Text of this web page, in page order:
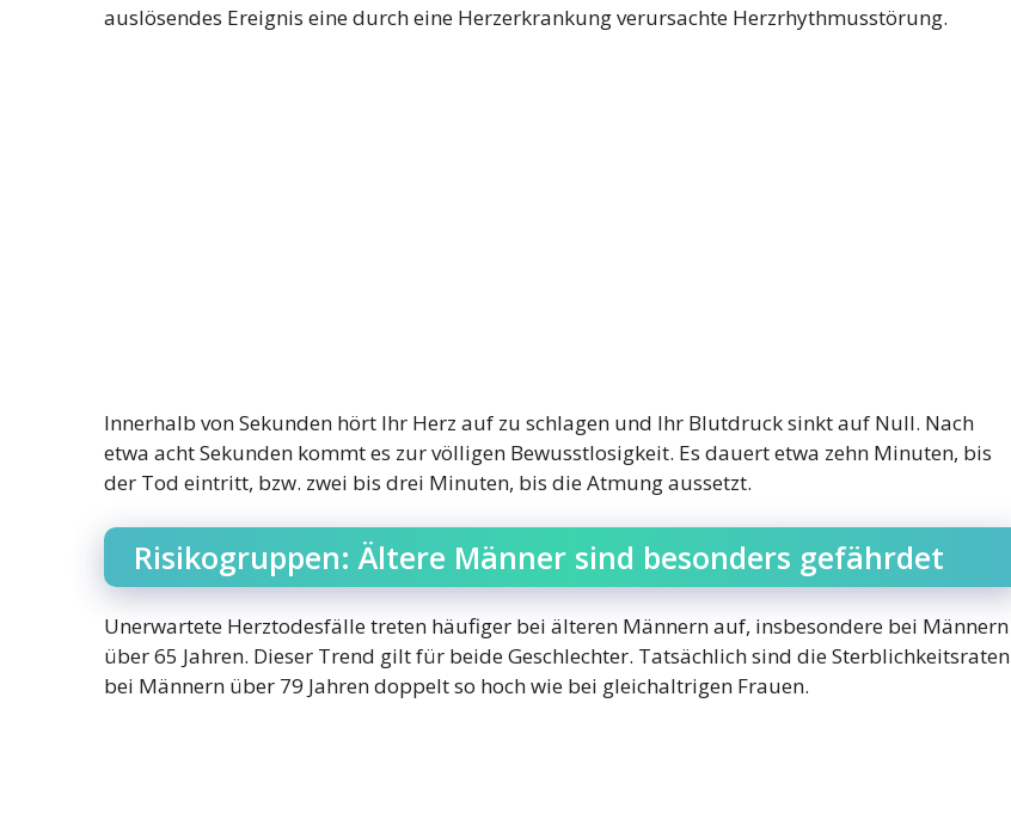
auslösendes Ereignis eine durch eine Herzerkrankung verursachte Herzrhythmusstörung.
Innerhalb von Sekunden hört Ihr Herz auf zu schlagen und Ihr Blutdruck sinkt auf Null. Nach
etwa acht Sekunden kommt es zur völligen Bewusstlosigkeit. Es dauert etwa zehn Minuten, bis
der Tod eintritt, bzw. zwei bis drei Minuten, bis die Atmung aussetzt.
Risikogruppen: Ältere Männer sind besonders gefährdet
Unerwartete Herztodesfälle treten häufiger bei älteren Männern auf, insbesondere bei Männern
über 65 Jahren. Dieser Trend gilt für beide Geschlechter. Tatsächlich sind die Sterblichkeitsraten
bei Männern über 79 Jahren doppelt so hoch wie bei gleichaltrigen Frauen.